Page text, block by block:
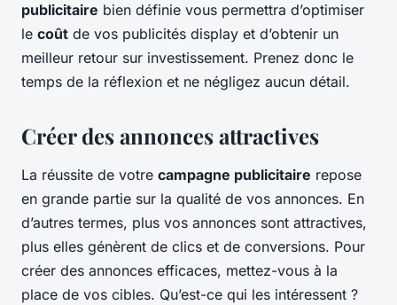
publicitaire bien définie vous permettra d’optimiser
le coût de vos publicités display et d’obtenir un
meilleur retour sur investissement. Prenez donc le
temps de la réflexion et ne négligez aucun détail.
Créer des annonces attractives
La réussite de votre campagne publicitaire repose
en grande partie sur la qualité de vos annonces. En
d’autres termes, plus vos annonces sont attractives,
plus elles génèrent de clics et de conversions. Pour
créer des annonces efficaces, mettez-vous à la
place de vos cibles. Qu’est-ce qui les intéressent ?